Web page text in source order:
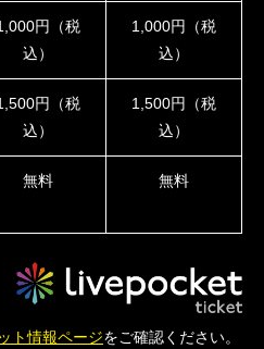
円（税
込）
1,000円（税
込）
円（税
込）
1,500円（税
込）
無料 無料
ト情報ページをご確認ください。